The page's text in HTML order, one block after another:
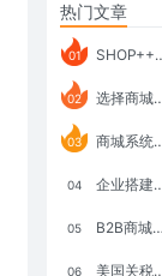
热门文章
01 SHOP++ B2B2C V9.1 全新发布 新亮点
02 选择商城系统要考虑哪些问题？
03 商城系统如何打通跨境电商模式？
04 企业搭建积分商城系统要注意什么？
05 B2B商城系统搭建：开发语言、功能、优势分析
06 美国关税政策冲击全球电商格局：五大类平台受重创，转型与自救成关键